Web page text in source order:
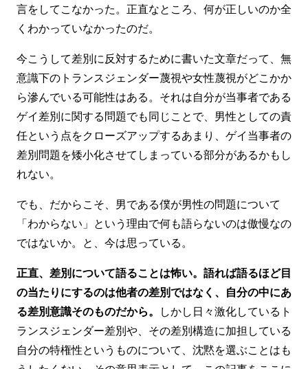
言をしてこなかった。正直なところ、何が正しいのか全
くわかっていなかったのだ。
今こうして差別に反対するために書いた文章だって、無
意識下のトランスジェンダー蔑視や女性蔑視がどこかか
ら滲んでいる可能性はある。それは自分が当事者である
ゲイ差別に関する問題でも同じことで、男性としての責
任という点をクローズアップするあまり、ゲイ当事者の
差別問題を矮小化させてしまっている部分があるかもし
れない。
でも、だからこそ、男である僕が男性の問題について
「わからない」という理由で何も語らないのは傲慢なの
ではないか。と、今は思っている。
正直、差別について語ることは怖い。語れば語るほど目
の当たりにするのは他者の差別ではなく、自分の中にあ
る差別意識そのものだから。 しかし日々激化しているト
ランスジェンダー差別や、その差別構造に加担している
自分の特権性というものについて、沈黙を選ぶことはも